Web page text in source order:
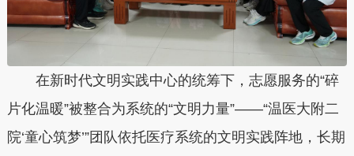
在新时代文明实践中心的统筹下，志愿服务的“碎
片化温暖”被整合为系统的“文明力量”——“温医大附二
院‘童心筑梦’”团队依托医疗系统的文明实践阵地，长期